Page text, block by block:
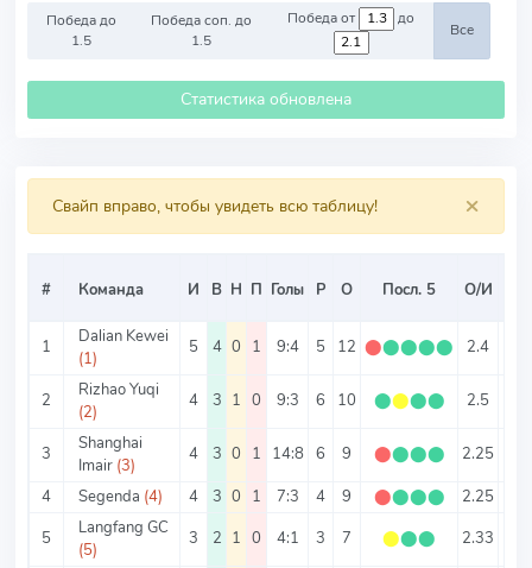
Победа до
1.5
Победа соп. до
1.5
Победа от до
Все
Статистика обновлена
×
Свайп вправо, чтобы увидеть всю таблицу!
# Команда И В Н П Голы Р О Посл. 5 О/И
1
Dalian Kewei
(1)
5 4 0 1 9:4 5 12 ⬤⬤⬤⬤⬤ 2.4
2
Rizhao Yuqi
(2)
4 3 1 0 9:3 6 10 ⬤⬤⬤⬤ 2.5
3
Shanghai
Imair (3)
4 3 0 1 14:8 6 9 ⬤⬤⬤⬤ 2.25
4
Segenda (4) 4 3 0 1 7:3 4 9 ⬤⬤⬤⬤ 2.25
5
Langfang GC
(5)
3 2 1 0 4:1 3 7 ⬤⬤⬤ 2.33